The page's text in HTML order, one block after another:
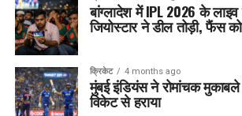
बांग्लादेश में IPL 2026 के
जियोस्टार ने डील तोड़ी, फैंस
क्रिकेट 4 months ago
मुंबई इंडियंस ने रोमांचक
विकेट से हराया